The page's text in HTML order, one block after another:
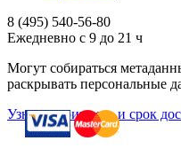
8 (495) 540-56-80
Ежедневно с 9 до 21 ч
Могут собираться
раскрывать персональные
Узнать стоимость и срок